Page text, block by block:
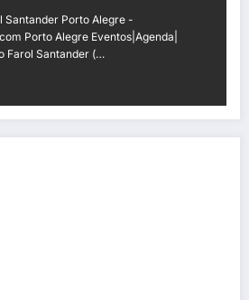
Santander Porto Alegre -
Porto Alegre Eventos|Agenda|
Farol Santander (…